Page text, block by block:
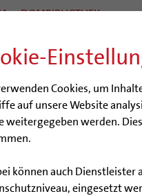
Cookies, um
auf unsere Website
weitergegeben werden.
können auch Dienstleister
eingesetzt
DOMBIBLIOTHEK
Veranstaltungen
d) an der Katholischen
(w/m/d) an der